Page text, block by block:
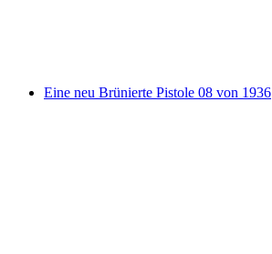
Eine neu Brünierte Pistole 08 von 1936